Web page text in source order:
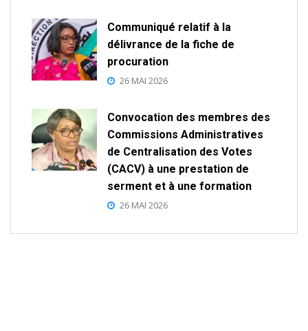
Communiqué relatif à la
délivrance de la fiche de
procuration
26 MAI 2026
Convocation des membres des
Commissions Administratives
de Centralisation des Votes
(CACV) à une prestation de
serment et à une formation
26 MAI 2026